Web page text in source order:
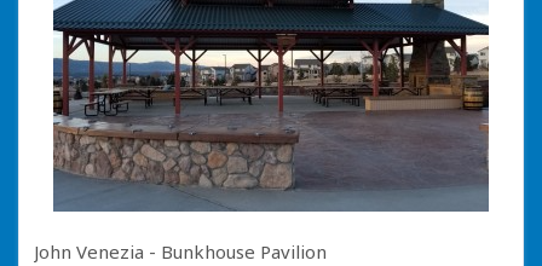
John Venezia - Bunkhouse Pavilion